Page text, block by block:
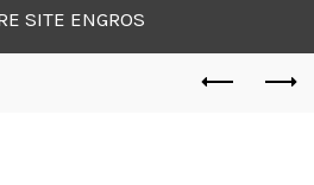
SITE ENGROS